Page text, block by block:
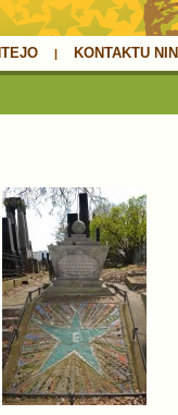
KONTAKTU NIN